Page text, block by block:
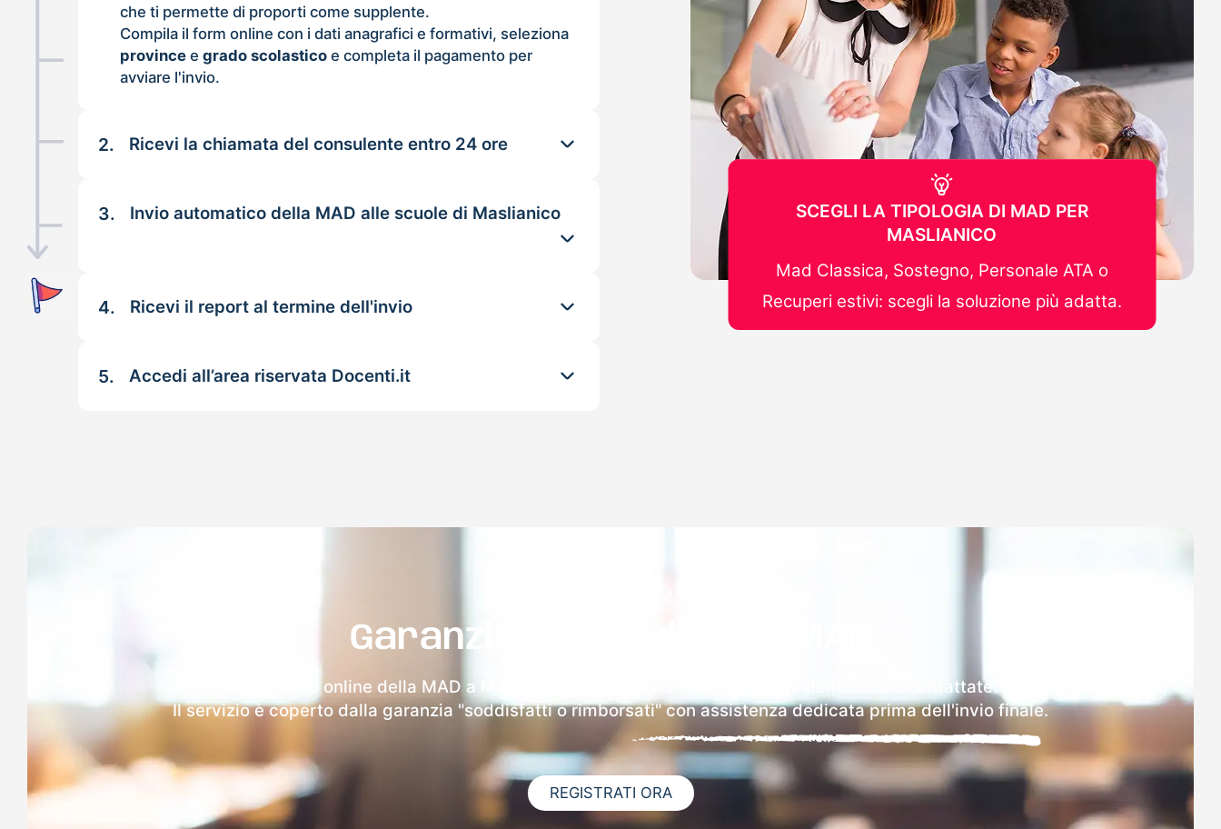
che ti permette di proporti come supplente.
Compila il form online con i dati anagrafici e formativi, seleziona
province egrado scolastico e completa il pagamento per
avviare l'invio.
2. Ricevi la chiamata del consulente entro 24 ore
3. Invio automatico della MAD alle scuole di Maslianico
4. Ricevi il report al termine dell'invio
5. Accedi all’area riservata Docenti.it
SCEGLI LA TIPOLOGIA DI MAD PER
MASLIANICO
Mad Classica, Sostegno, Personale ATA o
Recuperi estivi: scegli la soluzione più adatta.
Garanzia 100% sulla tua MAD
Dopo l'invio online della MAD a Maslianico riceverai via email i dettagli delle scuole contattate.
Il servizio è coperto dalla garanzia "soddisfatti o rimborsati" con assistenza dedicata prima dell'invio finale.
REGISTRATI ORA